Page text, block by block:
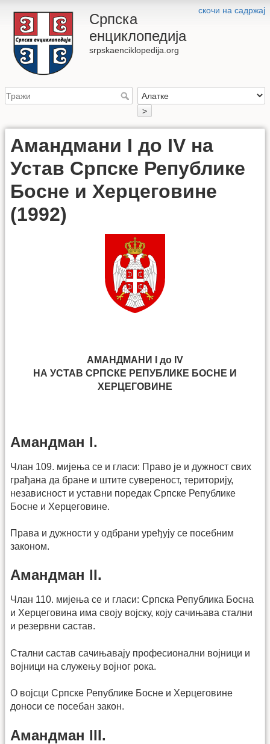
скочи на садржај
Српска
енциклопедија
srpskaenciklopedija.org
>
Амандмани I до IV на
Устав Српске Републике
Босне и Херцеговине
(1992)
АМАНДМАНИ I до IV
НА УСТАВ СРПСКЕ РЕПУБЛИКЕ БОСНЕ И
ХЕРЦЕГОВИНЕ
Амандман I.
Члан 109. мијења се и гласи: Право је и дужност свих
грађана да бране и штите сувереност, територију,
независност и уставни поредак Српске Републике
Босне и Херцеговине.
Права и дужности у одбрани уређују се посебним
законом.
Амандман II.
Члан 110. мијења се и гласи: Српска Република Босна
и Херцеговина има своју војску, коју сачињава стални
и резервни састав.
Стални састав сачињавају професионални војници и
војници на служењу војног рока.
О војсци Српске Републике Босне и Херцеговине
доноси се посебан закон.
Амандман III.